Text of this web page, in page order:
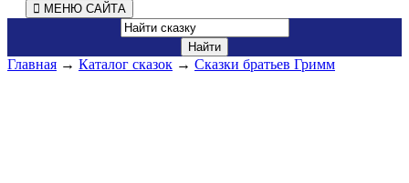
МЕНЮ САЙТА
Главная → Каталог сказок → Сказки братьев Гримм